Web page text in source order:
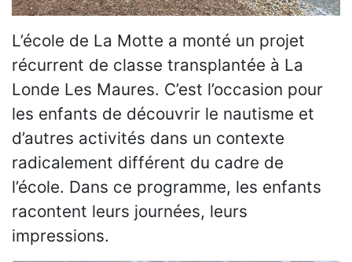
L’école de La Motte a monté un projet
récurrent de classe transplantée à La
Londe Les Maures. C’est l’occasion pour
les enfants de découvrir le nautisme et
d’autres activités dans un contexte
radicalement différent du cadre de
l’école. Dans ce programme, les enfants
racontent leurs journées, leurs
impressions.